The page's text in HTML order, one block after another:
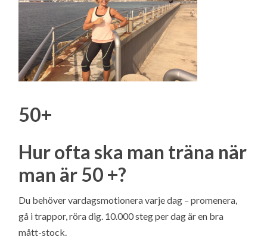
50+
Hur ofta ska man träna när
man är 50 +?
Du behöver vardagsmotionera varje dag – promenera,
gå i trappor, röra dig. 10.000 steg per dag är en bra
mått-stock.